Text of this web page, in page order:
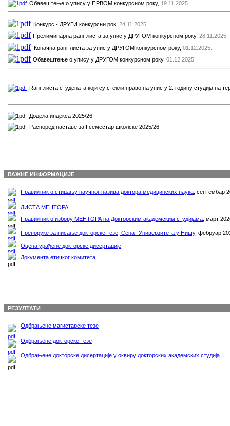
Обавештење о упису у ПРВОМ конкурсном року, 19.11.2025.
Конкурс - ДРУГИ конкурсни рок,24.11.2025.
Прелиминарна ранг листа за упис у ДРУГОМ конкурсном року,28.11.2025.
Коначна ранг листа за упис у ДРУГОМ конкурсном року,01.12.2025.
Обавештење о упису у ДРУГОМ конкурсном року,01.12.2025.
Rанг листа студената који су стекли право на упис у 2. годину студија на
Додела индекса 2025/26.
Распоред наставе за I семестар школске 2025/26.
ВАЖНЕ ИНФОРМАЦИЈЕ
Правилник о стицању научног назива доктора медицинских наука ,септембар
ЛИСТА МЕНТОРА
Правилник о избору МЕНТОРА на Докторским академским студијама ,март
Препоруке за писање докторске тезе, Сенат Универзитета у Нишу, фебруар
Оцена урађене докторске дисертације
Документа етичког комитета
РЕЗУЛТАТИ
Одбрањене магистарске тезе
Одбрањене докторске тезе
Одбрањене докторске дисертације у оквиру докторских академских студија